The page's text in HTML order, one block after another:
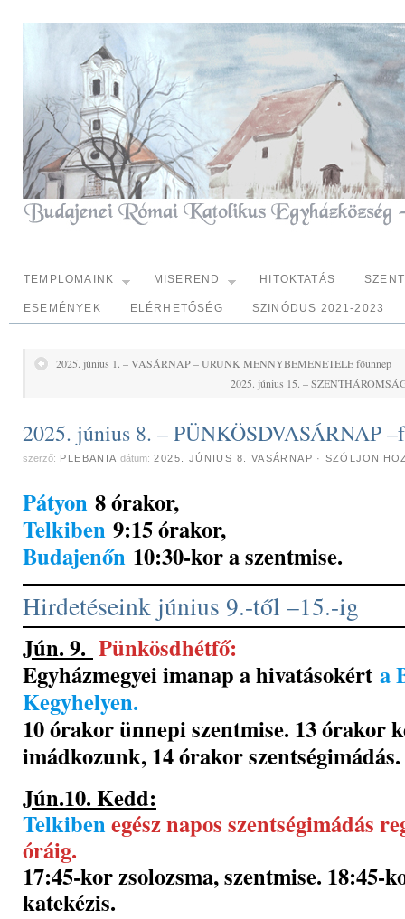
TEMPLOMAINK MISEREND HITOKTATÁS
ESEMÉNYEK ELÉRHETŐSÉG SZINÓDUS 2021-2023
2025. június 1. – VASÁRNAP – URUNK MENNYBEMENETELE főünnep
2025. június 15. –
2025. június 8. – PÜNKÖSDVASÁRNAP
szerző: PLEBANIA dátum: 2025. JÚNIUS 8. VASÁRNAP ·SZÓLJON
Pátyon 8 órakor,
Telkiben 9:15 órakor,
Budajenőn 10:30-kor a szentmise.
Hirdetéseink június 9.-től –15.-ig
Jún. 9. Pünkösdhétfő:
Egyházmegyei imanap a hivatásokért a
Kegyhelyen.
10 órakor ünnepi szentmise. 13 órakor
imádkozunk, 14 órakor szentségimádás.
Jún.10. Kedd:
Telkibenegész napos szentségimádás
óráig.
17:45-kor zsolozsma, szentmise. 18:45-
katekézis.